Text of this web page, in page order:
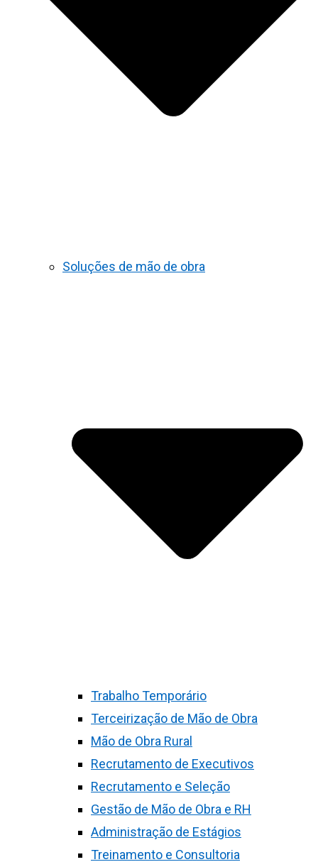
Soluções de mão de obra
Trabalho Temporário
Terceirização de Mão de Obra
Mão de Obra Rural
Recrutamento de Executivos
Recrutamento e Seleção
Gestão de Mão de Obra e RH
Administração de Estágios
Treinamento e Consultoria